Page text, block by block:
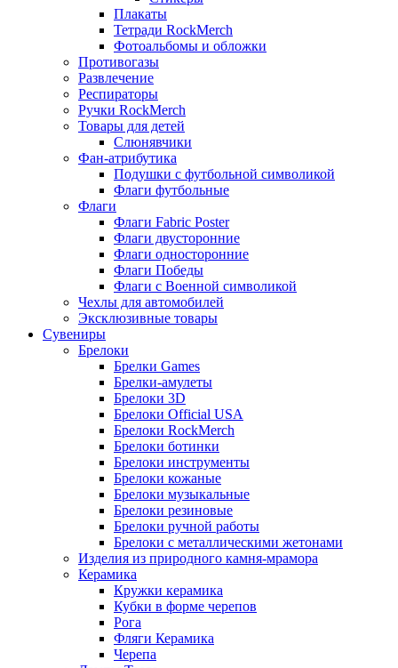
Плакаты
Тетради RockMerch
Фотоальбомы и обложки
Противогазы
Развлечение
Респираторы
Ручки RockMerch
Товары для детей
Слюнявчики
Фан-атрибутика
Подушки с футбольной символикой
Флаги футбольные
Флаги
Флаги Fabric Poster
Флаги двусторонние
Флаги односторонние
Флаги Победы
Флаги с Военной символикой
Чехлы для автомобилей
Эксклюзивные товары
Сувениры
Брелоки
Брелки Games
Брелки-амулеты
Брелоки 3D
Брелоки Official USA
Брелоки RockMerch
Брелоки ботинки
Брелоки инструменты
Брелоки кожаные
Брелоки музыкальные
Брелоки резиновые
Брелоки ручной работы
Брелоки с металлическими жетонами
Изделия из природного камня-мрамора
Керамика
Кружки керамика
Кубки в форме черепов
Рога
Фляги Керамика
Черепа